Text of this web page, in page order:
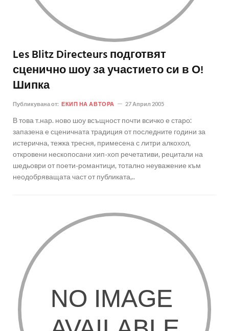
Les Blitz Directeurs подготвят
сценично шоу за участието си в О!
Шипка
Публикувана от: ЕКИП НА АВТОРА 27 Април 2005
В това т.нар. ново шоу всъщност почти всичко е старо:
запазена е сценичната традиция от последните години за
истерична, тежка тресня, примесена с литри алкохол,
откровени нескопосани хип-хоп речетативи, рецитали на
шедьоври от поети-романтици, тотално неуважение към
неодобряващата част от публиката,..